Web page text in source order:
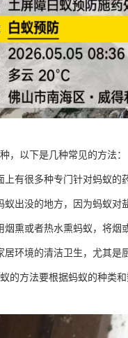
，以下是几种常见的方法：
上有很多种专门针对蚂蚁的
蚁出没的地方，因为蚂蚁对
烟熏或者热水熏蚂蚁，将烟
居环境的清洁卫生，尤其是
的方法要根据蚂蚁的种类